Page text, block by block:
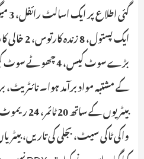
کے مشتبہ مواد برآمد ہوا۔ نائٹریٹ،
واکی ٹاکی سیٹ، بجلی کی تاریں،